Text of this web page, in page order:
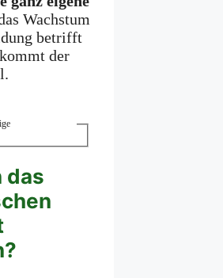
Wachstum
betrifft
der
das